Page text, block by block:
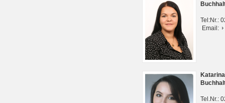
Tel:Nr.:
Email:
Tel.Nr.: